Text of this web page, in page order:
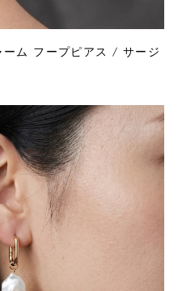
ーム フープピアス / サージ